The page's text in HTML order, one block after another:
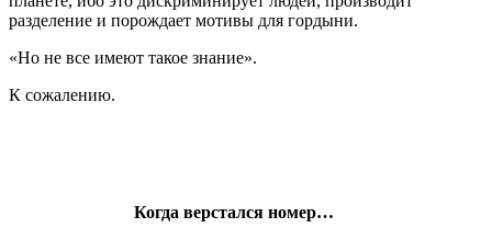
разделение и порождает мотивы для гордыни.
«Но не все имеют такое знание».
К сожалению.
Когда верстался номер…